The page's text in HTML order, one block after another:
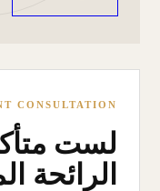
CONSULTATION
لست
الرائحة